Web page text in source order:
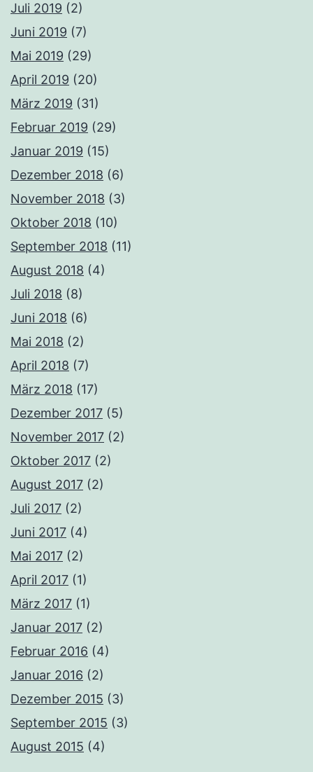
Juli 2019 (2)
Juni 2019 (7)
Mai 2019 (29)
April 2019 (20)
März 2019 (31)
Februar 2019 (29)
Januar 2019 (15)
Dezember 2018 (6)
November 2018 (3)
Oktober 2018 (10)
September 2018 (11)
August 2018 (4)
Juli 2018 (8)
Juni 2018 (6)
Mai 2018 (2)
April 2018 (7)
März 2018 (17)
Dezember 2017 (5)
November 2017 (2)
Oktober 2017 (2)
August 2017 (2)
Juli 2017 (2)
Juni 2017 (4)
Mai 2017 (2)
April 2017 (1)
März 2017 (1)
Januar 2017 (2)
Februar 2016 (4)
Januar 2016 (2)
Dezember 2015 (3)
September 2015 (3)
August 2015 (4)